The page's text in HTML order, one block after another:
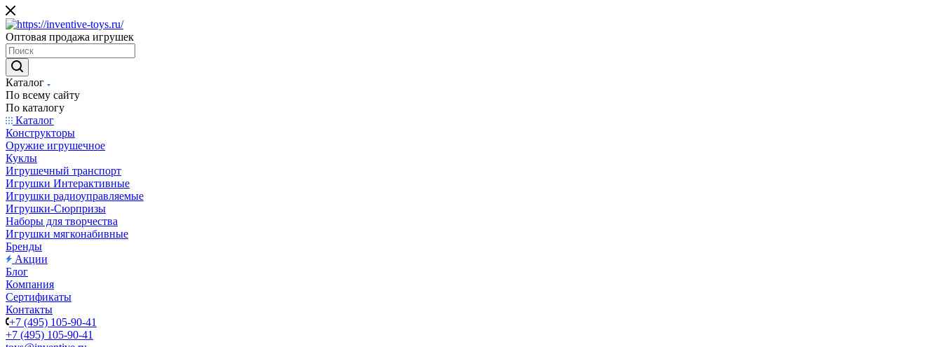
Оптовая продажа игрушек
Каталог
По всему сайту
По каталогу
Каталог
Конструкторы
Оружие игрушечное
Куклы
Игрушечный транспорт
Игрушки Интерактивные
Игрушки радиоуправляемые
Игрушки-Сюрпризы
Наборы для творчества
Игрушки мягконабивные
Бренды
Акции
Блог
Компания
Сертификаты
Контакты
+7 (495) 105-90-41
+7 (495) 105-90-41